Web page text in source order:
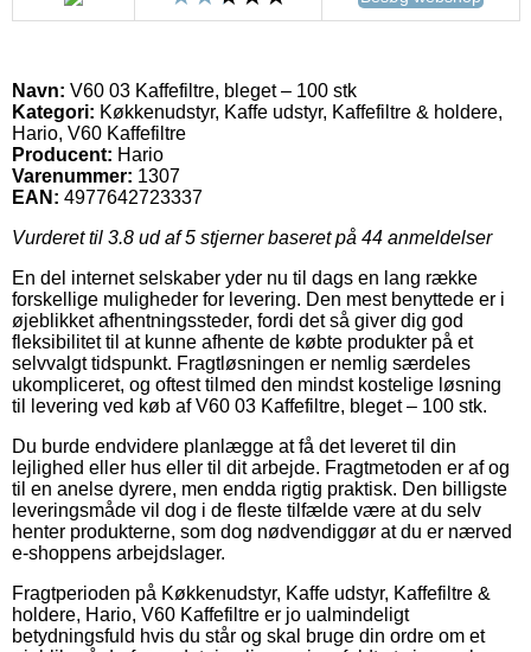
Navn: V60 03 Kaffefiltre, bleget – 100 stk
Kategori: Køkkenudstyr, Kaffe udstyr, Kaffefiltre & holdere,
Hario, V60 Kaffefiltre
Producent: Hario
Varenummer: 1307
EAN: 4977642723337
Vurderet til 3.8 ud af 5 stjerner baseret på 44 anmeldelser
En del internet selskaber yder nu til dags en lang række
forskellige muligheder for levering. Den mest benyttede er i
øjeblikket afhentningssteder, fordi det så giver dig god
fleksibilitet til at kunne afhente de købte produkter på et
selvvalgt tidspunkt. Fragtløsningen er nemlig særdeles
ukompliceret, og oftest tilmed den mindst kostelige løsning
til levering ved køb af V60 03 Kaffefiltre, bleget – 100 stk.
Du burde endvidere planlægge at få det leveret til din
lejlighed eller hus eller til dit arbejde. Fragtmetoden er af og
til en anelse dyrere, men endda rigtig praktisk. Den billigste
leveringsmåde vil dog i de fleste tilfælde være at du selv
henter produkterne, som dog nødvendiggør at du er nærved
e-shoppens arbejdslager.
Fragtperioden på Køkkenudstyr, Kaffe udstyr, Kaffefiltre &
holdere, Hario, V60 Kaffefiltre er jo ualmindeligt
betydningsfuld hvis du står og skal bruge din ordre om et